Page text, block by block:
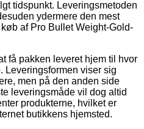
tidspunkt. Leveringsmetoden
ydermere den mest
af Pro Bullet Weight-Gold-
få pakken leveret hjem til hvor
Leveringsformen viser sig
men på den anden side
leveringsmåde vil dog altid
produkterne, hvilket er
butikkens hjemsted.